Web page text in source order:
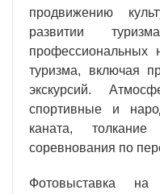
продвижению
развитии
профессиональных
туризма, включая
экскурсий.
спортивные и
каната,
соревнования по
Фотовыставка